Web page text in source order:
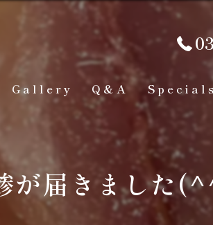
Gallery Q&A Specials
が届きました